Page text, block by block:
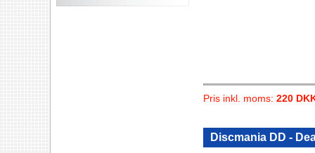
Pris inkl. moms: 220
Discmania DD -